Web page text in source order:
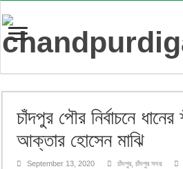
চাঁদপুর পৌর নির্বাচনে
আক্তার হোসেন মাঝি
September 13, 2020 চাঁদপুর ,চাঁদপুর সদর